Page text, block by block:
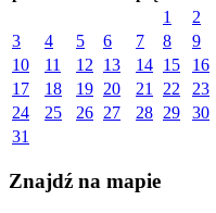
1
2
3
4 5 6 7 8
9
10
11 12 13 14 15
16
17
18 19 20 21 22
23
24
25 26 27 28 29
30
31
Znajdź na mapie